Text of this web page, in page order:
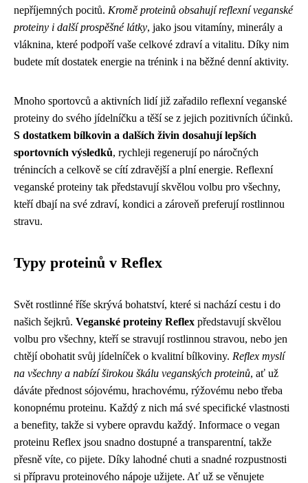
nepříjemných pocitů. Kromě proteinů obsahují reflexní veganské
proteiny i další prospěšné látky, jako jsou vitamíny, minerály a
vláknina, které podpoří vaše celkové zdraví a vitalitu. Díky nim
budete mít dostatek energie na trénink i na běžné denní aktivity.
Mnoho sportovců a aktivních lidí již zařadilo reflexní veganské
proteiny do svého jídelníčku a těší se z jejich pozitivních účinků.
S dostatkem bílkovin a dalších živin dosahují lepších
sportovních výsledků, rychleji regenerují po náročných
trénincích a celkově se cítí zdravější a plní energie. Reflexní
veganské proteiny tak představují skvělou volbu pro všechny,
kteří dbají na své zdraví, kondici a zároveň preferují rostlinnou
stravu.
Typy proteinů v Reflex
Svět rostlinné říše skrývá bohatství, které si nachází cestu i do
našich šejkrů. Veganské proteiny Reflex představují skvělou
volbu pro všechny, kteří se stravují rostlinnou stravou, nebo jen
chtějí obohatit svůj jídelníček o kvalitní bílkoviny. Reflex myslí
na všechny a nabízí širokou škálu veganských proteinů, ať už
dáváte přednost sójovému, hrachovému, rýžovému nebo třeba
konopnému proteinu. Každý z nich má své specifické vlastnosti
a benefity, takže si vybere opravdu každý. Informace o vegan
proteinu Reflex jsou snadno dostupné a transparentní, takže
přesně víte, co pijete. Díky lahodné chuti a snadné rozpustnosti
si přípravu proteinového nápoje užijete. Ať už se věnujete